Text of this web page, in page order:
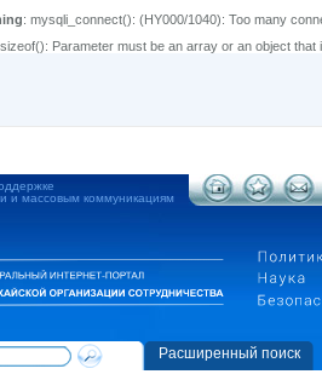
: mysqli_connect(): (HY000/1040): Too many
Parameter must be an array or an object that
и массовым коммуникациям
Расширенный поиск